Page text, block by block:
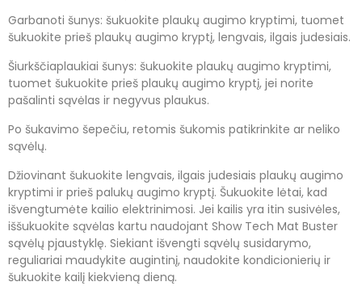
Garbanoti šunys: šukuokite plaukų augimo kryptimi, tuomet
šukuokite prieš plaukų augimo kryptį, lengvais, ilgais judesiais.
Šiurkščiaplaukiai šunys: šukuokite plaukų augimo kryptimi,
tuomet šukuokite prieš plaukų augimo kryptį, jei norite
pašalinti sąvėlas ir negyvus plaukus.
Po šukavimo šepečiu, retomis šukomis patikrinkite ar neliko
sąvėlų.
Džiovinant šukuokite lengvais, ilgais judesiais plaukų augimo
kryptimi ir prieš palukų augimo kryptį. Šukuokite lėtai, kad
išvengtumėte kailio elektrinimosi. Jei kailis yra itin susivėles,
iššukuokite sąvėlas kartu naudojant Show Tech Mat Buster
sąvėlų pjaustyklę. Siekiant išvengti sąvėlų susidarymo,
reguliariai maudykite augintinį, naudokite kondicionierių ir
šukuokite kailį kiekvieną dieną.